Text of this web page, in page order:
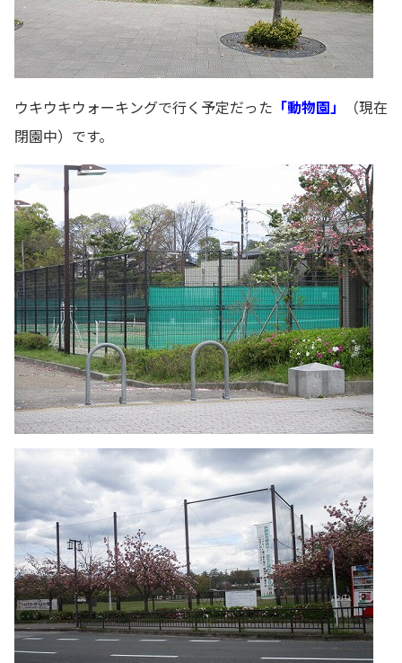
ウキウキウォーキングで行く予定だった 「動物園」
（現在
閉園中）です。